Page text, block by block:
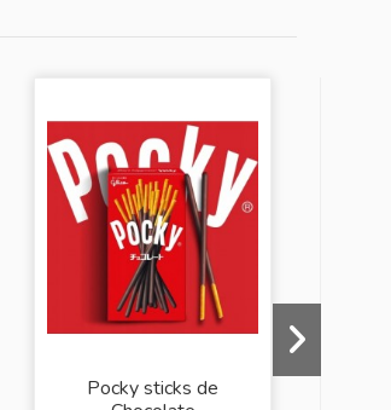
Pocky sticks de